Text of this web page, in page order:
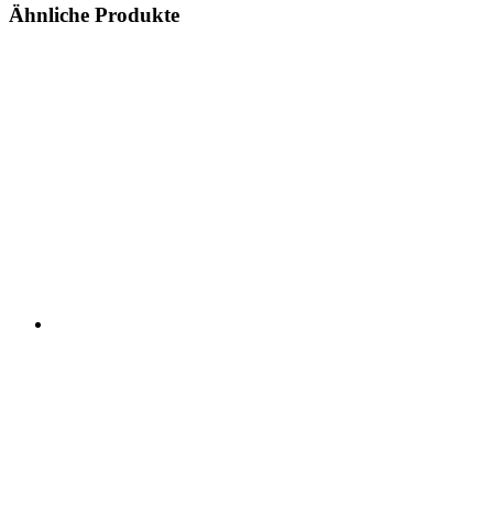
Ähnliche Produkte